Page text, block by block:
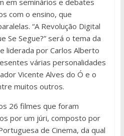
em seminários e debates
com o ensino, que
“A Revolução Digital
Se Segue?” será o tema da
liderada por Carlos Alberto
várias personalidades
Vicente Alves do Ó e o
muitos outros.
26 filmes que foram
por um júri, composto por
de Cinema, da qual